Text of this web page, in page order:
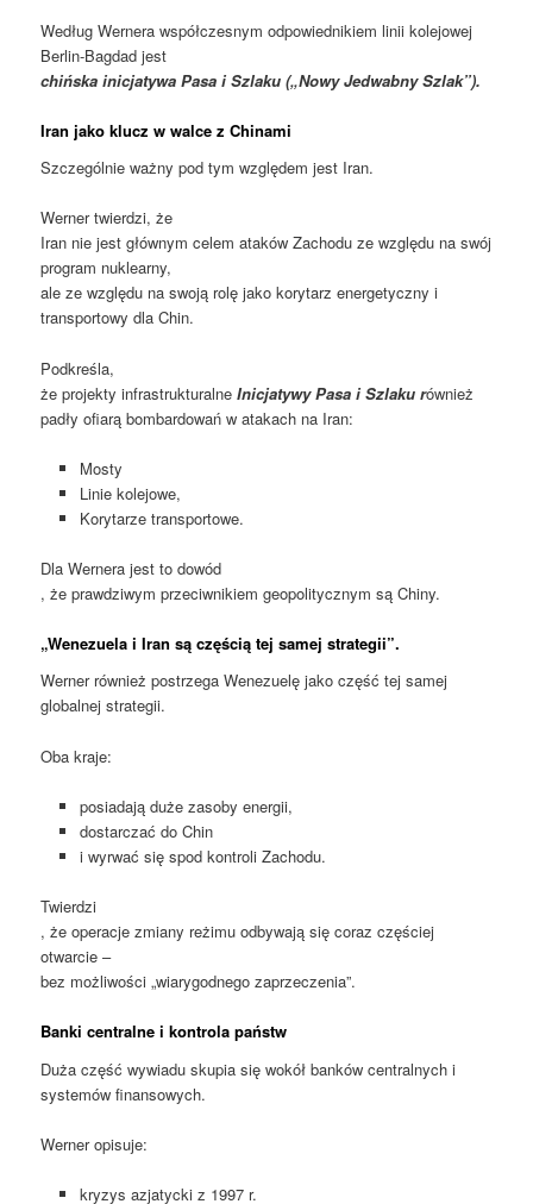
Według Wernera współczesnym odpowiednikiem linii kolejowej
Berlin-Bagdad jest
chińska inicjatywa Pasa i Szlaku („Nowy Jedwabny Szlak”).
Iran jako klucz w walce z Chinami
Szczególnie ważny pod tym względem jest Iran.
Werner twierdzi, że
Iran nie jest głównym celem ataków Zachodu ze względu na swój
program nuklearny,
ale ze względu na swoją rolę jako korytarz energetyczny i
transportowy dla Chin.
Podkreśla,
że ​​projekty infrastrukturalneInicjatywy Pasa i Szlaku również
padły ofiarą bombardowań w atakach na Iran:
Mosty
Linie kolejowe,
Korytarze transportowe.
Dla Wernera jest to dowód
, że prawdziwym przeciwnikiem geopolitycznym są Chiny.
„Wenezuela i Iran są częścią tej samej strategii”.
Werner również postrzega Wenezuelę jako część tej samej
globalnej strategii.
Oba kraje:
posiadają duże zasoby energii,
dostarczać do Chin
i wyrwać się spod kontroli Zachodu.
Twierdzi
, że operacje zmiany reżimu odbywają się coraz częściej
otwarcie –
bez możliwości „wiarygodnego zaprzeczenia”.
Banki centralne i kontrola państw
Duża część wywiadu skupia się wokół banków centralnych i
systemów finansowych.
Werner opisuje:
kryzys azjatycki z 1997 r.